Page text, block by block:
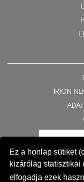
Ez a honlap sütiket
kizárólag statisztikai
elfogadja ezek
ÍRJON